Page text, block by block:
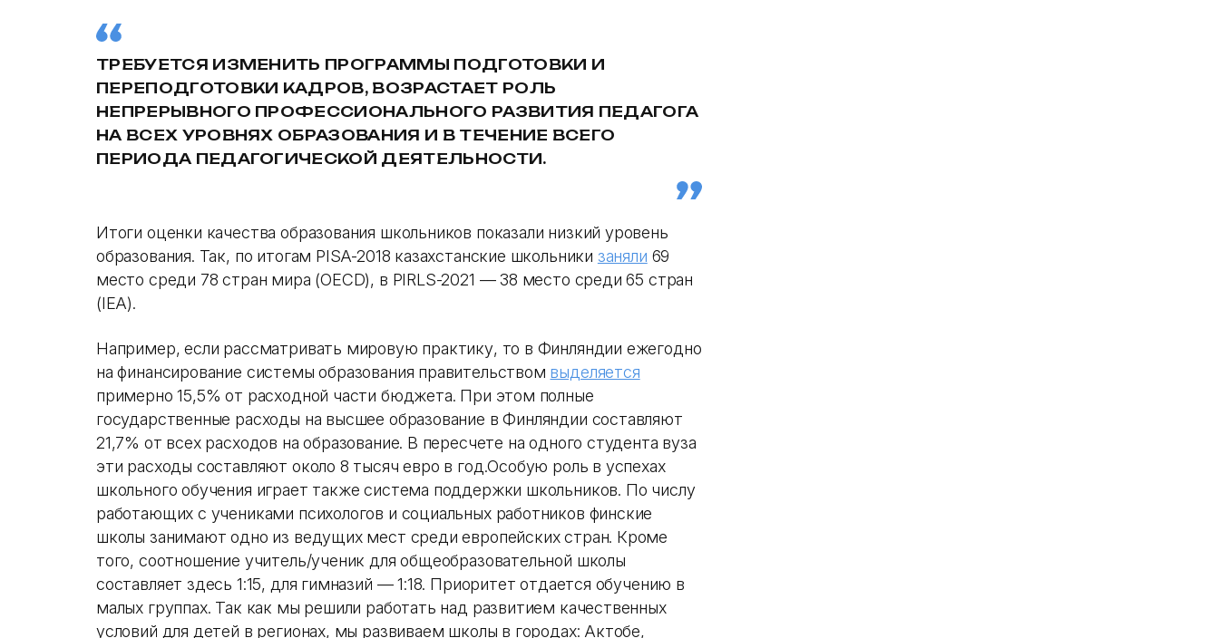
ТРЕБУЕТСЯ ИЗМЕНИТЬ ПРОГРАММЫ ПОДГОТОВКИ И
ПЕРЕПОДГОТОВКИ КАДРОВ, ВОЗРАСТАЕТ РОЛЬ
НЕПРЕРЫВНОГО ПРОФЕССИОНАЛЬНОГО РАЗВИТИЯ ПЕДАГОГА
НА ВСЕХ УРОВНЯХ ОБРАЗОВАНИЯ И В ТЕЧЕНИЕ ВСЕГО
ПЕРИОДА ПЕДАГОГИЧЕСКОЙ ДЕЯТЕЛЬНОСТИ.
Итоги оценки качества образования школьников показали низкий уровень
образования. Так, по итогам PISA-2018 казахстанские школьники заняли 69
место среди 78 стран мира (OECD), в PIRLS-2021 — 38 место среди 65 стран
(IEA).
Например, если рассматривать мировую практику, то в Финляндии ежегодно
на финансирование системы образования правительством выделяется
примерно 15,5% от расходной части бюджета. При этом полные
государственные расходы на высшее образование в Финляндии составляют
21,7% от всех расходов на образование. В пересчете на одного студента вуза
эти расходы составляют около 8 тысяч евро в год.Особую роль в успехах
школьного обучения играет также система поддержки школьников. По числу
работающих с учениками психологов и социальных работников финские
школы занимают одно из ведущих мест среди европейских стран. Кроме
того, соотношение учитель/ученик для общеобразовательной школы
составляет здесь 1:15, для гимназий — 1:18. Приоритет отдается обучению в
малых группах. Так как мы решили работать над развитием качественных
условий для детей в регионах, мы развиваем школы в городах: Актобе,